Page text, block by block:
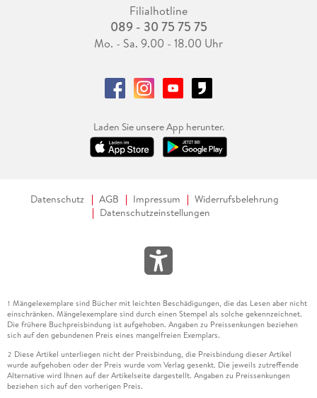
Filialhotline
089 - 30 75 75 75
Mo. - Sa. 9.00 - 18.00 Uhr
Laden Sie unsere App herunter.
Datenschutz AGB Impressum
Widerrufsbelehrung
Datenschutzeinstellungen
1 Mängelexemplare sind Bücher mit leichten Beschädigungen, die das Lesen aber nicht
einschränken. Mängelexemplare sind durch einen Stempel als solche gekennzeichnet.
Die frühere Buchpreisbindung ist aufgehoben. Angaben zu Preissenkungen beziehen
sich auf den gebundenen Preis eines mangelfreien Exemplars.
2 Diese Artikel unterliegen nicht der Preisbindung, die Preisbindung dieser Artikel
wurde aufgehoben oder der Preis wurde vom Verlag gesenkt. Die jeweils zutreffende
Alternative wird Ihnen auf der Artikelseite dargestellt. Angaben zu Preissenkungen
beziehen sich auf den vorherigen Preis.